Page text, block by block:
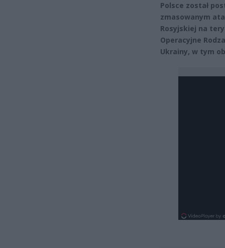
Polsce został
zmasowanym
Rosyjskiej na
Operacyjne
Ukrainy, w tym